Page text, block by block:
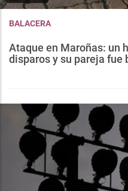
BALACERA
Ataque en Maroñas: un
disparos y su pareja